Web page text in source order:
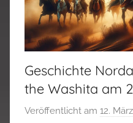
Geschichte
the Washita am
Veröffentlicht am 12.